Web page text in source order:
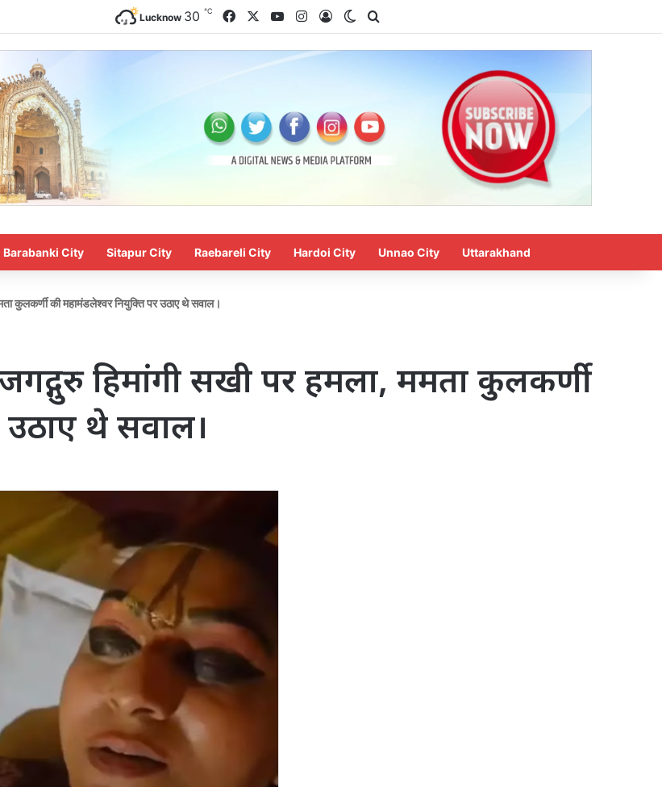
Lucknow 30 ℃ FacebookYouTubeInstagram
Log InSwitch skin
Barabanki City Sitapur City Raebareli City Hardoi City Unnao City Uttarakhand
कुलकर्णी की महामंडलेश्वर नियुक्ति पर उठाए थे सवाल।
जगद्गुरु हिमांगी सखी पर हमला, ममता कुलकर्णी
उठाए थे सवाल।